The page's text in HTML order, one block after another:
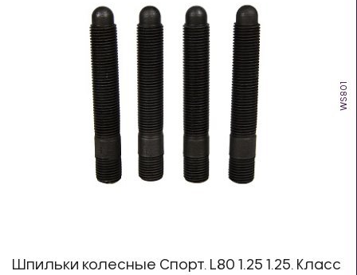
WS801
Шпильки колесные Спорт. L80 1.25 1.25. Класс